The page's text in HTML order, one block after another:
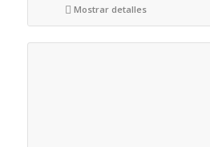
Mostrar detalles